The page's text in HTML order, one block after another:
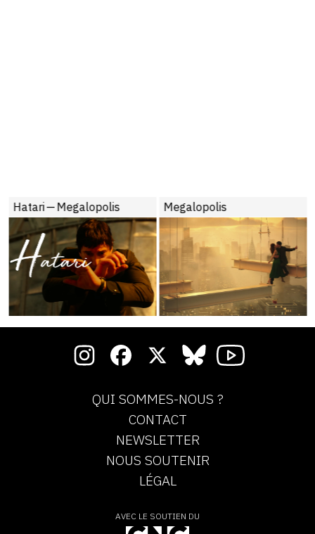
Hatari — Megalopolis Megalopolis
QUI SOMMES-NOUS ?
CONTACT
NEWSLETTER
NOUS SOUTENIR
LÉGAL
AVEC LE SOUTIEN DU